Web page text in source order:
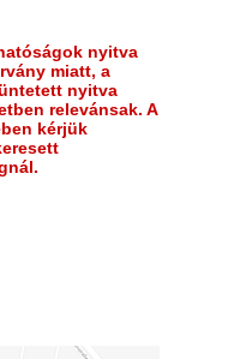
nyitva
miatt, a
nyitva
relevánsak. A
kérjük